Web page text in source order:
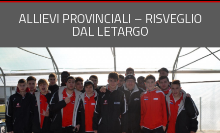
ALLIEVI PROVINCIALI – RISVEGLIO
DAL LETARGO